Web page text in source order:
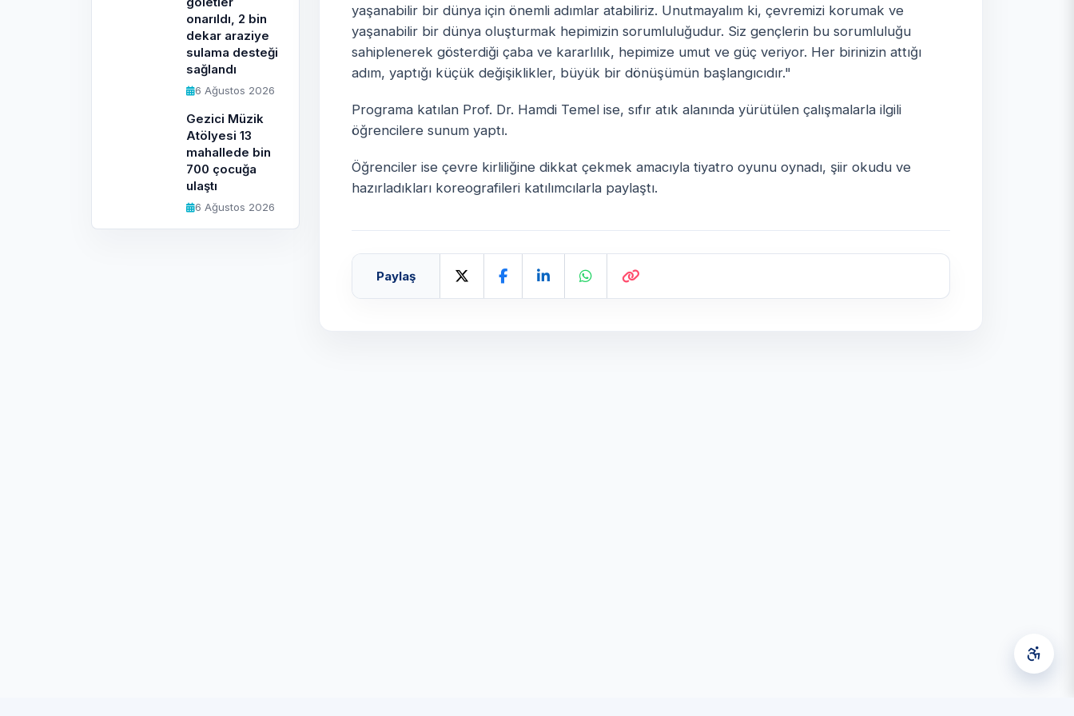
onarıldı, 2 bin
dekar araziye
sulama desteği
sağlandı
6 Ağustos 2026
Gezici Müzik
Atölyesi 13
mahallede bin
700 çocuğa
ulaştı
6 Ağustos 2026
yaşanabilir bir dünya için önemli adımlar atabiliriz. Unutmayalım ki, çevremizi korumak ve
yaşanabilir bir dünya oluşturmak hepimizin sorumluluğudur. Siz gençlerin bu sorumluluğu
sahiplenerek gösterdiği çaba ve kararlılık, hepimize umut ve güç veriyor. Her birinizin attığı
adım, yaptığı küçük değişiklikler, büyük bir dönüşümün başlangıcıdır."
Programa katılan Prof. Dr. Hamdi Temel ise, sıfır atık alanında yürütülen çalışmalarla ilgili
öğrencilere sunum yaptı.
Öğrenciler ise çevre kirliliğine dikkat çekmek amacıyla tiyatro oyunu oynadı, şiir okudu ve
hazırladıkları koreografileri katılımcılarla paylaştı.
Paylaş